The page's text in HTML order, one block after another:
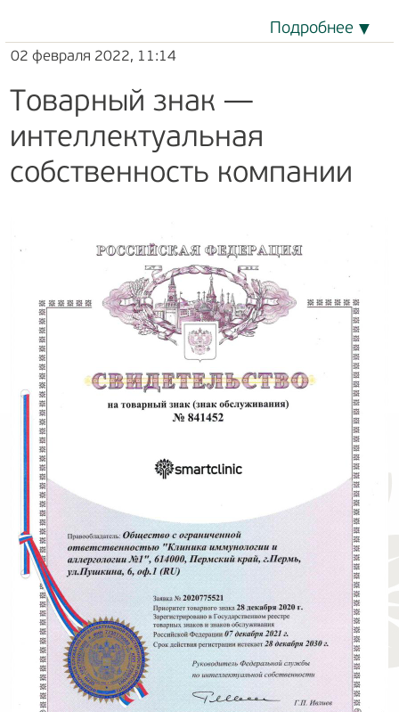
Подробнее
02 февраля 2022, 11:14
Товарный знак —
интеллектуальная
собственность компании